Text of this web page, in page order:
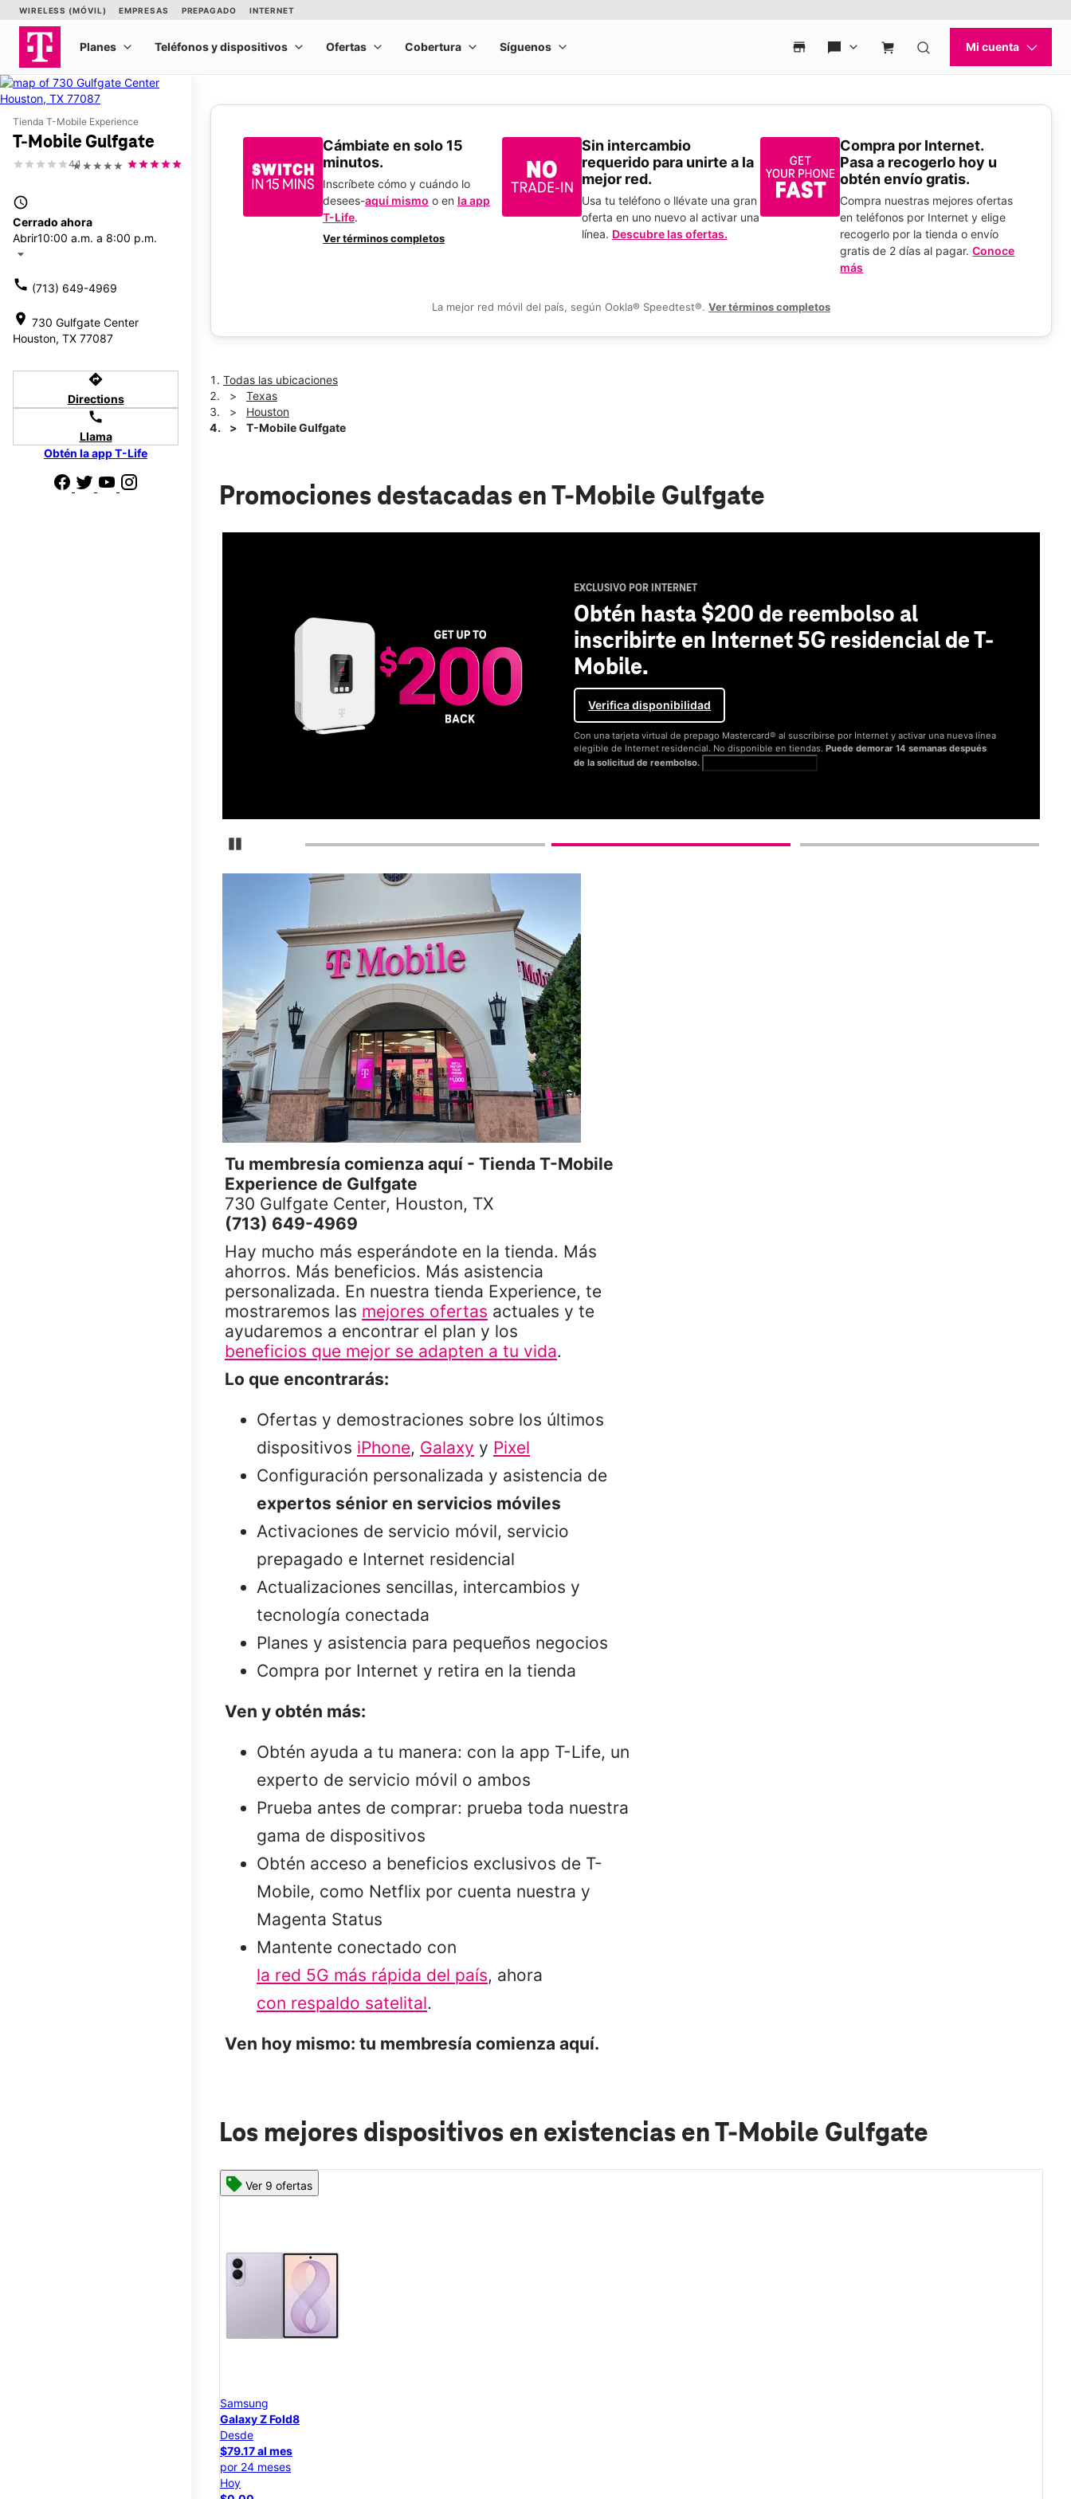
Tienda T-Mobile Experience
T-Mobile Gulfgate
★★★★★
4.1
access_time
Cerrado ahora
Abrir10:00 a.m. a 8:00 p.m.
arrow_drop_down
call (713) 649-4969
location_on 730 Gulfgate Center
Houston, TX 77087
directions
Directions
call
Llama
Obtén la app T-Life
​​​​​​​Cámbiate en solo 15
minutos.
Inscríbete cómo y cuándo lo
desees-aquí mismo o en la app
T-Life.
Ver términos completos
Sin intercambio
requerido para unirte a la
mejor red.
Usa tu teléfono o llévate una gran
oferta en uno nuevo al activar una
línea. Descubre las ofertas.
Compra por Internet.
Pasa a recogerlo hoy u
obtén envío gratis.
Compra nuestras mejores ofertas
en teléfonos por Internet y elige
recogerlo por la tienda o envío
gratis de 2 días al pagar.Conoce
más
La mejor red móvil del país, según Ookla® Speedtest®. Ver términos completos
Todas las ubicaciones
Texas
Houston
T-Mobile Gulfgate
Promociones destacadas en T-Mobile Gulfgate
Detener carrusel
EXCLUSIVO POR INTERNET
Obtén hasta $200 de reembolso al
inscribirte en Internet 5G residencial de T-
Mobile.
Verifica disponibilidad
Con una tarjeta virtual de prepago Mastercard® al suscribirse por Internet y activar una nueva línea
elegible de Internet residencial. No disponible en tiendas.Puede demorar 14 semanas después
de la solicitud de reembolso.
Tu membresía comienza aquí - Tienda T-Mobile
Experience de Gulfgate
730 Gulfgate Center, Houston, TX
(713) 649-4969
Hay mucho más esperándote en la tienda. Más
ahorros. Más beneficios. Más asistencia
personalizada. En nuestra tienda Experience, te
mostraremos las mejores ofertas actuales y te
ayudaremos a encontrar el plan y los
beneficios que mejor se adapten a tu vida.
Lo que encontrarás:
Ofertas y demostraciones sobre los últimos
dispositivos iPhone, Galaxy y Pixel
Configuración personalizada y asistencia de
expertos sénior en servicios móviles
Activaciones de servicio móvil, servicio
prepagado e Internet residencial
Actualizaciones sencillas, intercambios y
tecnología conectada
Planes y asistencia para pequeños negocios
Compra por Internet y retira en la tienda
Ven y obtén más:
Obtén ayuda a tu manera: con la app T-Life, un
experto de servicio móvil o ambos
Prueba antes de comprar: prueba toda nuestra
gama de dispositivos
Obtén acceso a beneficios exclusivos de T-
Mobile, como Netflix por cuenta nuestra y
Magenta Status
Mantente conectado con
la red 5G más rápida del país, ahora
con respaldo satelital.
Ven hoy mismo: tu membresía comienza aquí.
Los mejores dispositivos en existencias en T-Mobile Gulfgate
Ver 9 ofertas
Samsung
Galaxy Z Fold8
Desde
$79.17 al mes
por 24 meses
Hoy